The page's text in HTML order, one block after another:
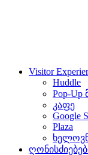
Visitor
Huddle
Pop-Up
კაფე
Google
Plaza